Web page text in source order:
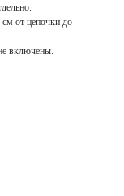
от цепочки до
включены.